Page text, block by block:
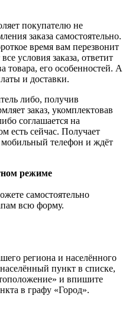
покупателю не
заказа самостоятельно.
время вам перезвонит
условия заказа, ответит
товара, его особенностей. А
и доставки.
либо, получив
заказ, укомплектовав
соглашается на
есть сейчас. Получает
телефон и ждёт
режиме
самостоятельно
всю форму.
региона и населённого
пункт в списке,
и впишите
в графу «Город».